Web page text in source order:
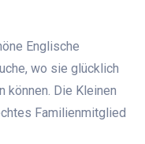
Englische
wo sie glücklich
können. Die Kleinen
Familienmitglied